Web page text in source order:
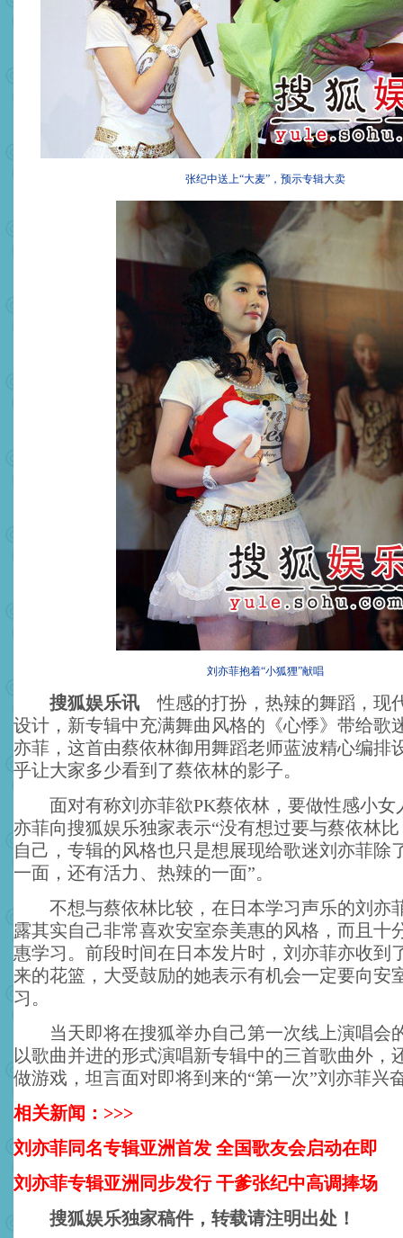
张纪中送上“大麦”，预示专辑大卖
刘亦菲抱着“小狐狸”献唱
搜狐娱乐讯 性感的打扮，热辣的舞蹈，现
设计，新专辑中充满舞曲风格的《心悸》带给歌
亦菲，这首由蔡依林御用舞蹈老师蓝波精心编排
乎让大家多少看到了蔡依林的影子。
面对有称刘亦菲欲PK蔡依林，要做性感小女
亦菲向搜狐娱乐独家表示“没有想过要与蔡依林
自己，专辑的风格也只是想展现给歌迷刘亦菲除
一面，还有活力、热辣的一面”。
不想与蔡依林比较，在日本学习声乐的刘亦
露其实自己非常喜欢安室奈美惠的风格，而且十
惠学习。前段时间在日本发片时，刘亦菲亦收到
来的花篮，大受鼓励的她表示有机会一定要向安
习。
当天即将在搜狐举办自己第一次线上演唱会
以歌曲并进的形式演唱新专辑中的三首歌曲外，
做游戏，坦言面对即将到来的“第一次”刘亦菲兴
相关新闻：>>>
刘亦菲同名专辑亚洲首发 全国歌友会启动在即
刘亦菲专辑亚洲同步发行 干爹张纪中高调捧场
搜狐娱乐独家稿件，转载请注明出处！